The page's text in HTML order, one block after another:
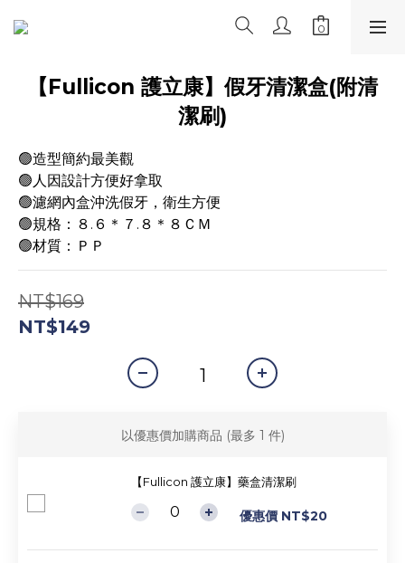
【Fullicon 護立康】假牙清潔盒(附清
潔刷)
🟢造型簡約最美觀
🟢人因設計方便好拿取
🟢濾網內盒沖洗假牙，衛生方便
🟢規格：８.６＊７.８＊８ＣＭ
🟢材質：ＰＰ
NT$169
NT$149
以優惠價加購商品 (最多 1 件)
【Fullicon 護立康】藥盒清潔刷
優惠價 NT$20